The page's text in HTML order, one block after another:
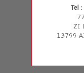
Tel:
ZI
13799